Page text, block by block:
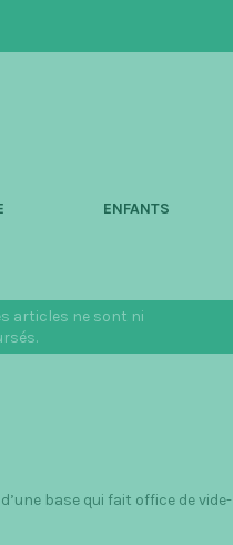
ENFANTS
articles ne sont ni
base qui fait office de vide-